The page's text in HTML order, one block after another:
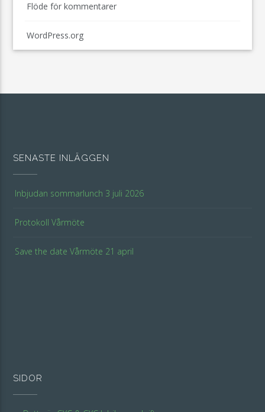
Flöde för kommentarer
WordPress.org
SENASTE INLÄGGEN
Inbjudan sommarlunch 3 juli 2026
Protokoll Vårmöte
Save the date Vårmöte 21 april
SIDOR